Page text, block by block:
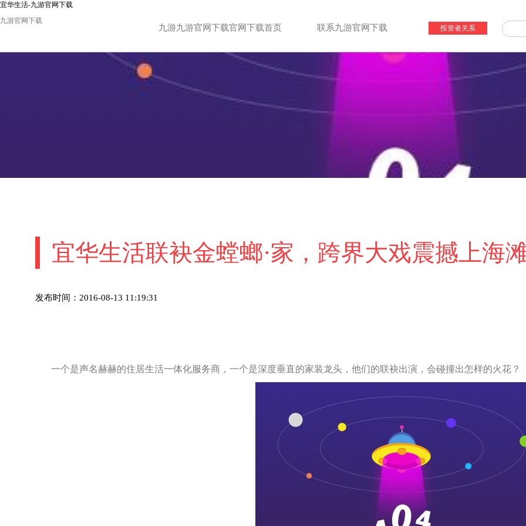
宜华生活-九游官网下载
九游官网下载
九游九游官网下载官网下载首页 联系九游官网下载 投资者关系
宜华生活联袂金螳螂·家，跨界大戏震撼上海
发布时间：2016-08-13 11:19:31
一个是声名赫赫的住居生活一体化服务商，一个是深度垂直的家装龙头，他们的联袂出演，会碰撞出怎样的火花？